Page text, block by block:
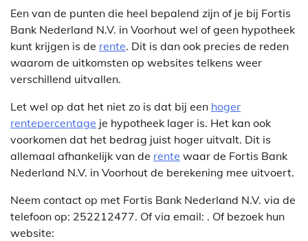
Een van de punten die heel bepalend zijn of je bij Fortis
Bank Nederland N.V. in Voorhout wel of geen hypotheek
kunt krijgen is de rente. Dit is dan ook precies de reden
waarom de uitkomsten op websites telkens weer
verschillend uitvallen.
Let wel op dat het niet zo is dat bij een hoger
rentepercentage je hypotheek lager is. Het kan ook
voorkomen dat het bedrag juist hoger uitvalt. Dit is
allemaal afhankelijk van de rente waar de Fortis Bank
Nederland N.V. in Voorhout de berekening mee uitvoert.
Neem contact op met Fortis Bank Nederland N.V. via de
telefoon op: 252212477. Of via email: . Of bezoek hun
website: